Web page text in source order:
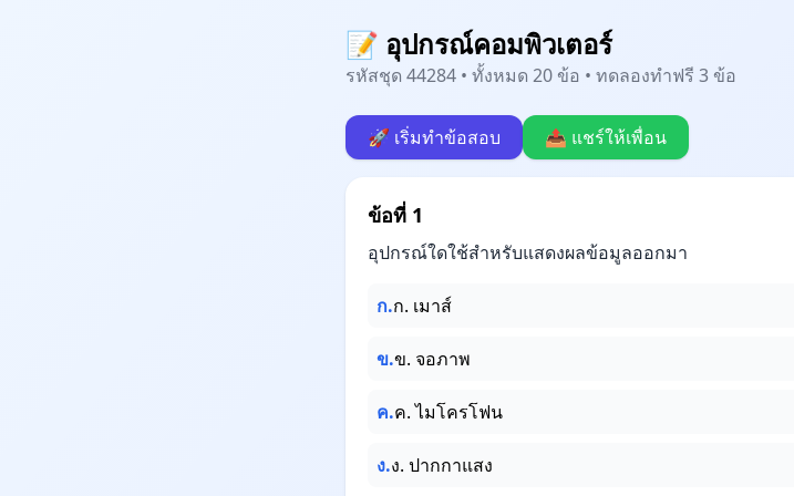
📝 อุปกรณ์คอมพิวเตอร์
รหัสชุด 44284 • ทั้งหมด 20 ข้อ • ทดลองทำฟรี 3 ข้อ
🚀 เริ่มทำข้อสอบ 📤 แชร์ให้เพื่อน
ข้อที่ 1
อุปกรณ์ใดใช้สำหรับแสดงผลข้อมูลออกมา
ก.ก. เมาส์
ข.ข. จอภาพ
ค.ค. ไมโครโฟน
ง.ง. ปากกาแสง